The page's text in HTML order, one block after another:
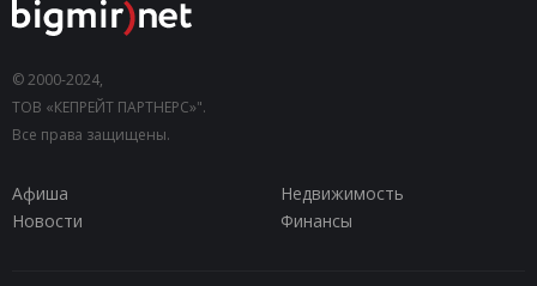
© 2000-2024,
ТОВ «КЕПРЕЙТ ПАРТНЕРС»".
Все права защищены.
Афиша
Недвижимость
Новости
Финансы